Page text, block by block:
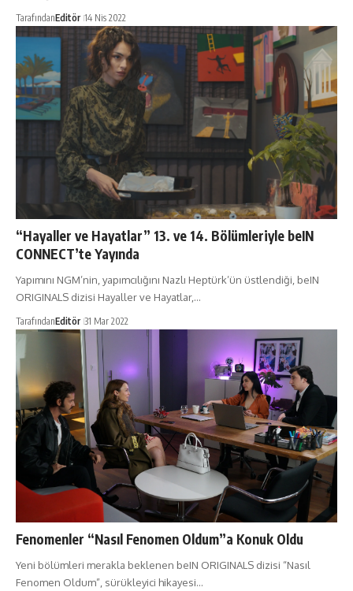
TarafındanEditör 14 Nis 2022
“Hayaller ve Hayatlar” 13. ve 14. Bölümleriyle beIN
CONNECT’te Yayında
Yapımını NGM’nin, yapımcılığını Nazlı Heptürk’ün üstlendiği, beIN
ORIGINALS dizisi Hayaller ve Hayatlar,…
TarafındanEditör 31 Mar 2022
Fenomenler “Nasıl Fenomen Oldum”a Konuk Oldu
Yeni bölümleri merakla beklenen beIN ORIGINALS dizisi “Nasıl
Fenomen Oldum”, sürükleyici hikayesi…